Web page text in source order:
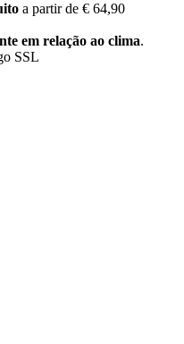
a partir de € 64,90
em relação ao clima.
SSL